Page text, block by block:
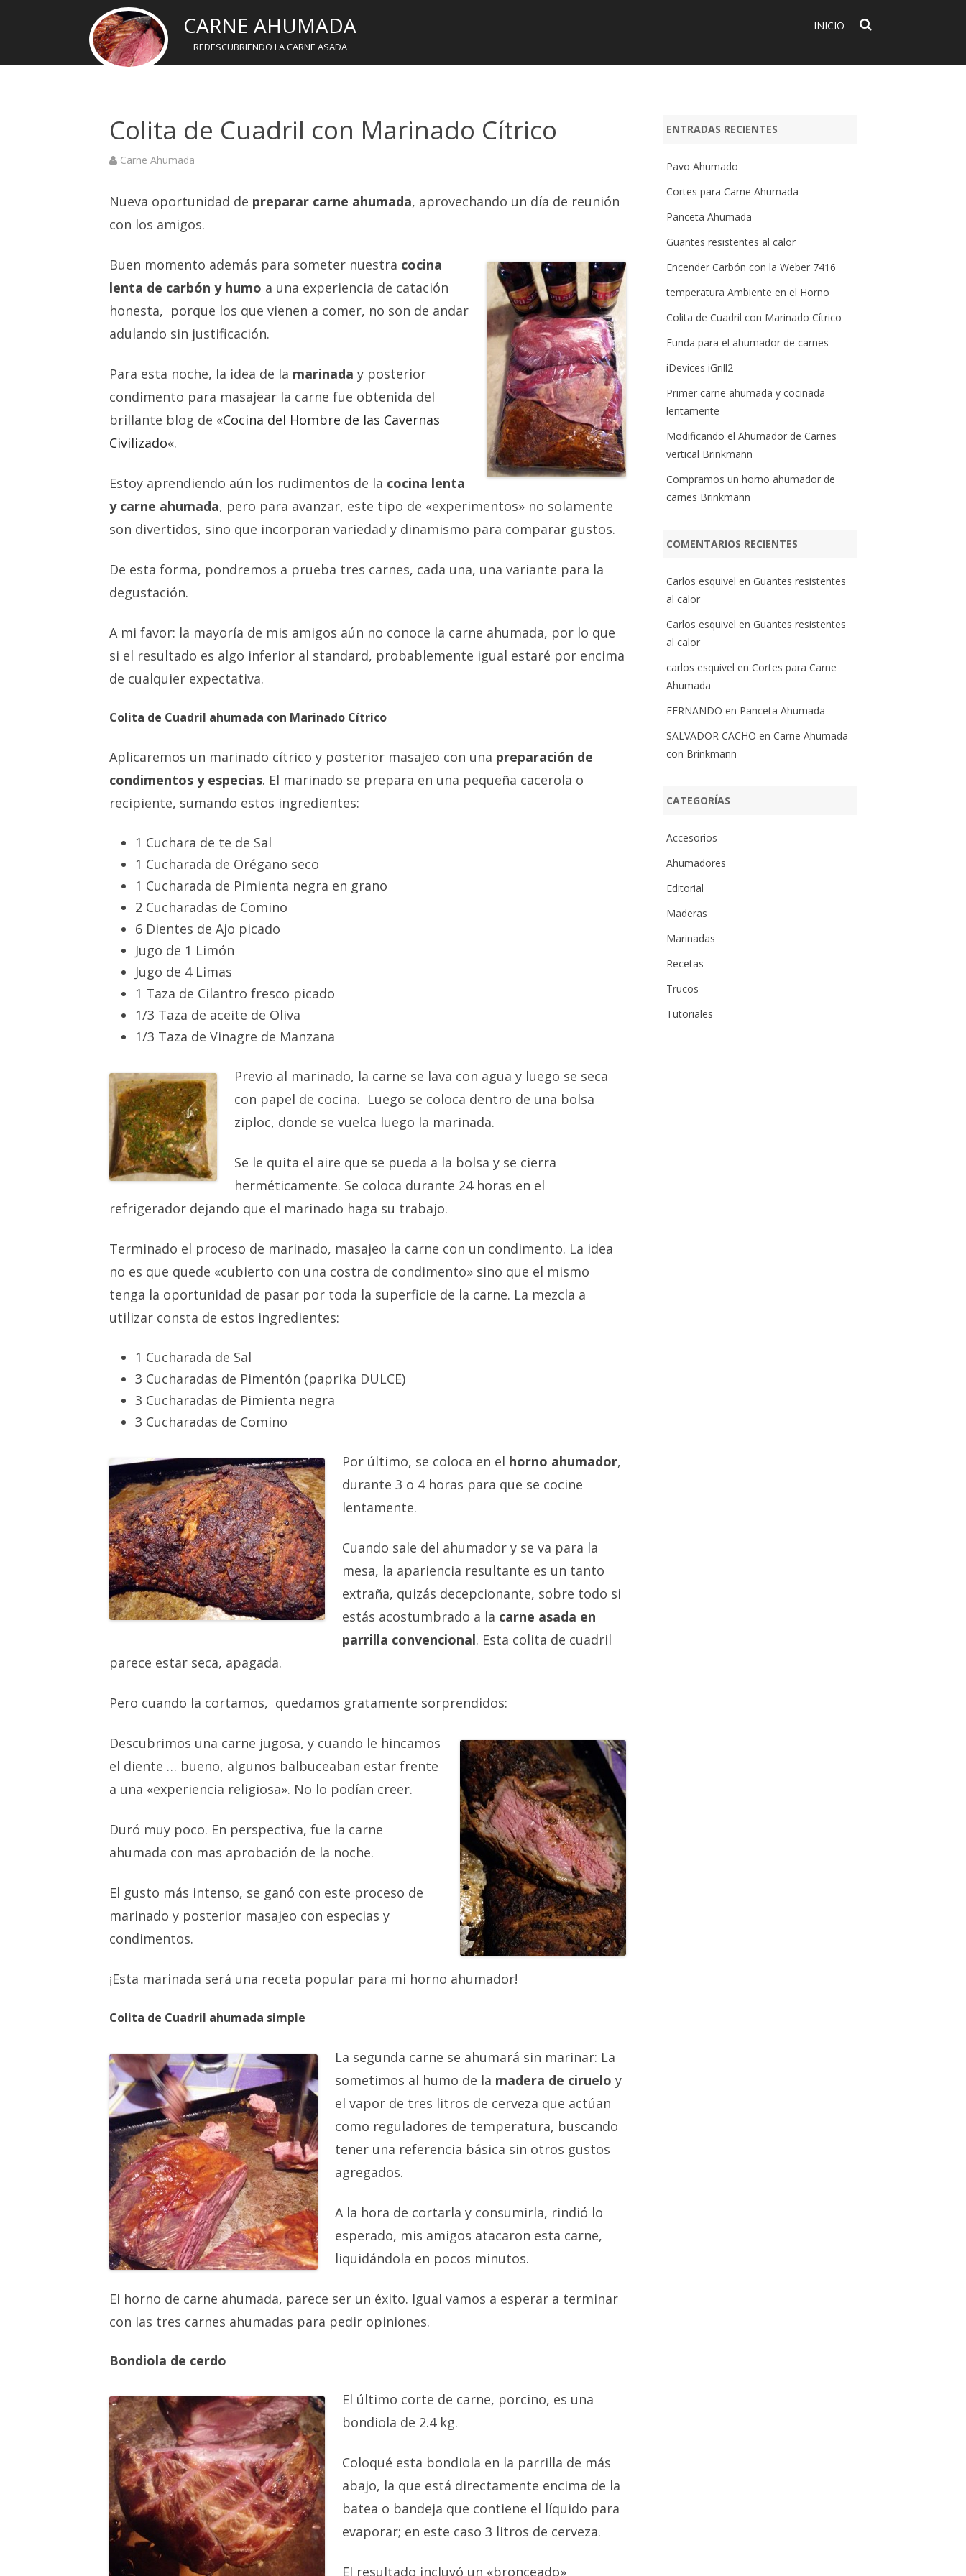
CARNE AHUMADA
REDESCUBRIENDO LA CARNE ASADA
INICIO
Colita de Cuadril con Marinado Cítrico
Carne Ahumada
Nueva oportunidad de preparar carne ahumada, aprovechando un día de reunión
con los amigos.
Buen momento además para someter nuestra cocina
lenta de carbón y humo a una experiencia de catación
honesta, porque los que vienen a comer, no son de andar
adulando sin justificación.
Para esta noche, la idea de la marinada y posterior
condimento para masajear la carne fue obtenida del
brillante blog de «Cocina del Hombre de las Cavernas
Civilizado«.
Estoy aprendiendo aún los rudimentos de la cocina lenta
y carne ahumada, pero para avanzar, este tipo de «experimentos» no solamente
son divertidos, sino que incorporan variedad y dinamismo para comparar gustos.
De esta forma, pondremos a prueba tres carnes, cada una, una variante para la
degustación.
A mi favor: la mayoría de mis amigos aún no conoce la carne ahumada, por lo que
si el resultado es algo inferior al standard, probablemente igual estaré por encima
de cualquier expectativa.
Colita de Cuadril ahumada con Marinado Cítrico
Aplicaremos un marinado cítrico y posterior masajeo con una preparación de
condimentos y especias. El marinado se prepara en una pequeña cacerola o
recipiente, sumando estos ingredientes:
1 Cuchara de te de Sal
1 Cucharada de Orégano seco
1 Cucharada de Pimienta negra en grano
2 Cucharadas de Comino
6 Dientes de Ajo picado
Jugo de 1 Limón
Jugo de 4 Limas
1 Taza de Cilantro fresco picado
1/3 Taza de aceite de Oliva
1/3 Taza de Vinagre de Manzana
Previo al marinado, la carne se lava con agua y luego se seca
con papel de cocina. Luego se coloca dentro de una bolsa
ziploc, donde se vuelca luego la marinada.
Se le quita el aire que se pueda a la bolsa y se cierra
herméticamente. Se coloca durante 24 horas en el
refrigerador dejando que el marinado haga su trabajo.
Terminado el proceso de marinado, masajeo la carne con un condimento. La idea
no es que quede «cubierto con una costra de condimento» sino que el mismo
tenga la oportunidad de pasar por toda la superficie de la carne. La mezcla a
utilizar consta de estos ingredientes:
1 Cucharada de Sal
3 Cucharadas de Pimentón (paprika DULCE)
3 Cucharadas de Pimienta negra
3 Cucharadas de Comino
Por último, se coloca en el horno ahumador,
durante 3 o 4 horas para que se cocine
lentamente.
Cuando sale del ahumador y se va para la
mesa, la apariencia resultante es un tanto
extraña, quizás decepcionante, sobre todo si
estás acostumbrado a la carne asada en
parrilla convencional. Esta colita de cuadril
parece estar seca, apagada.
Pero cuando la cortamos, quedamos gratamente sorprendidos:
Descubrimos una carne jugosa, y cuando le hincamos
el diente … bueno, algunos balbuceaban estar frente
a una «experiencia religiosa». No lo podían creer.
Duró muy poco. En perspectiva, fue la carne
ahumada con mas aprobación de la noche.
El gusto más intenso, se ganó con este proceso de
marinado y posterior masajeo con especias y
condimentos.
¡Esta marinada será una receta popular para mi horno ahumador!
Colita de Cuadril ahumada simple
La segunda carne se ahumará sin marinar: La
sometimos al humo de la madera de ciruelo y
el vapor de tres litros de cerveza que actúan
como reguladores de temperatura, buscando
tener una referencia básica sin otros gustos
agregados.
A la hora de cortarla y consumirla, rindió lo
esperado, mis amigos atacaron esta carne,
liquidándola en pocos minutos.
El horno de carne ahumada, parece ser un éxito. Igual vamos a esperar a terminar
con las tres carnes ahumadas para pedir opiniones.
Bondiola de cerdo
El último corte de carne, porcino, es una
bondiola de 2.4 kg.
Coloqué esta bondiola en la parrilla de más
abajo, la que está directamente encima de la
batea o bandeja que contiene el líquido para
evaporar; en este caso 3 litros de cerveza.
El resultado incluyó un «bronceado»
ENTRADAS RECIENTES
Pavo Ahumado
Cortes para Carne Ahumada
Panceta Ahumada
Guantes resistentes al calor
Encender Carbón con la Weber 7416
temperatura Ambiente en el Horno
Colita de Cuadril con Marinado Cítrico
Funda para el ahumador de carnes
iDevices iGrill2
Primer carne ahumada y cocinada
lentamente
Modificando el Ahumador de Carnes
vertical Brinkmann
Compramos un horno ahumador de
carnes Brinkmann
COMENTARIOS RECIENTES
Carlos esquivel en Guantes resistentes
al calor
Carlos esquivel en Guantes resistentes
al calor
carlos esquivel en Cortes para Carne
Ahumada
FERNANDO en Panceta Ahumada
SALVADOR CACHO en Carne Ahumada
con Brinkmann
CATEGORÍAS
Accesorios
Ahumadores
Editorial
Maderas
Marinadas
Recetas
Trucos
Tutoriales